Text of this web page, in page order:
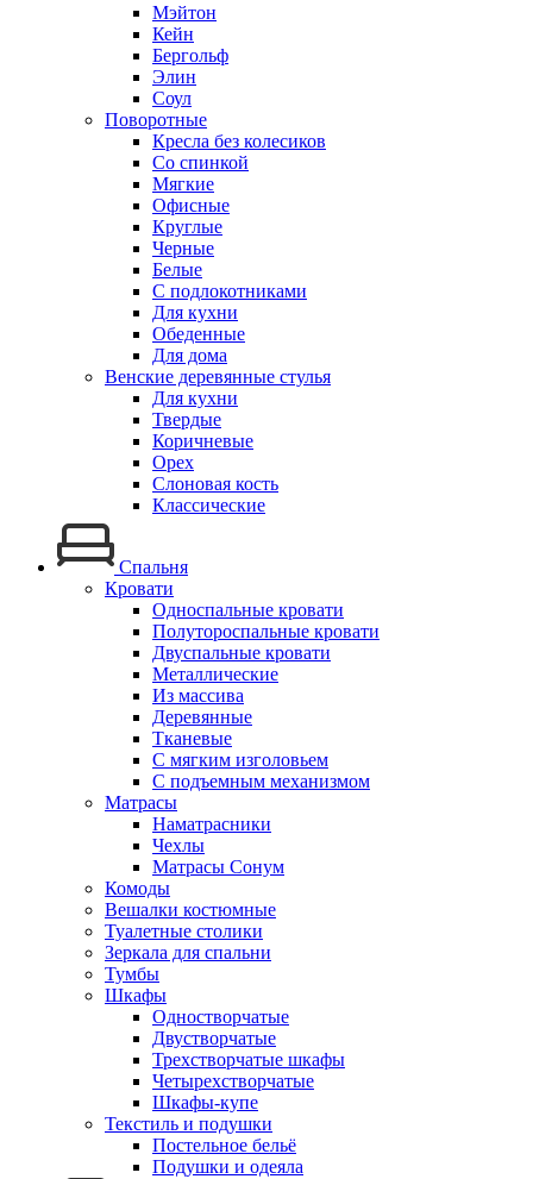
Мэйтон
Кейн
Бергольф
Элин
Соул
Поворотные
Кресла без колесиков
Со спинкой
Мягкие
Офисные
Круглые
Черные
Белые
С подлокотниками
Для кухни
Обеденные
Для дома
Венские деревянные стулья
Для кухни
Твердые
Коричневые
Орех
Слоновая кость
Классические
Спальня
Кровати
Односпальные кровати
Полутороспальные кровати
Двуспальные кровати
Металлические
Из массива
Деревянные
Тканевые
С мягким изголовьем
С подъемным механизмом
Матрасы
Наматрасники
Чехлы
Матрасы Сонум
Комоды
Вешалки костюмные
Туалетные столики
Зеркала для спальни
Тумбы
Шкафы
Одностворчатые
Двустворчатые
Трехстворчатые шкафы
Четырехстворчатые
Шкафы-купе
Текстиль и подушки
Постельное бельё
Подушки и одеяла